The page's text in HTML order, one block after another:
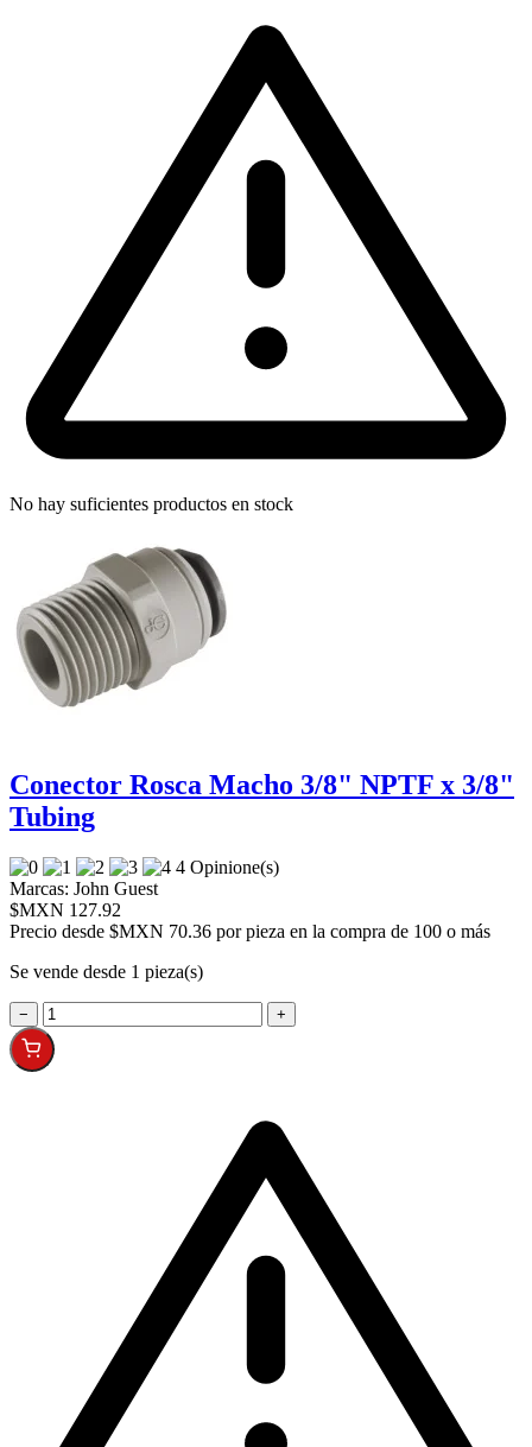
No hay suficientes productos en stock
Conector Rosca Macho 3/8" NPTF x 3/8"
Tubing
4 Opinione(s)
Marcas: John Guest
$MXN 127.92
Precio desde $MXN 70.36 por pieza en la compra de 100 o más
Se vende desde 1 pieza(s)
− +